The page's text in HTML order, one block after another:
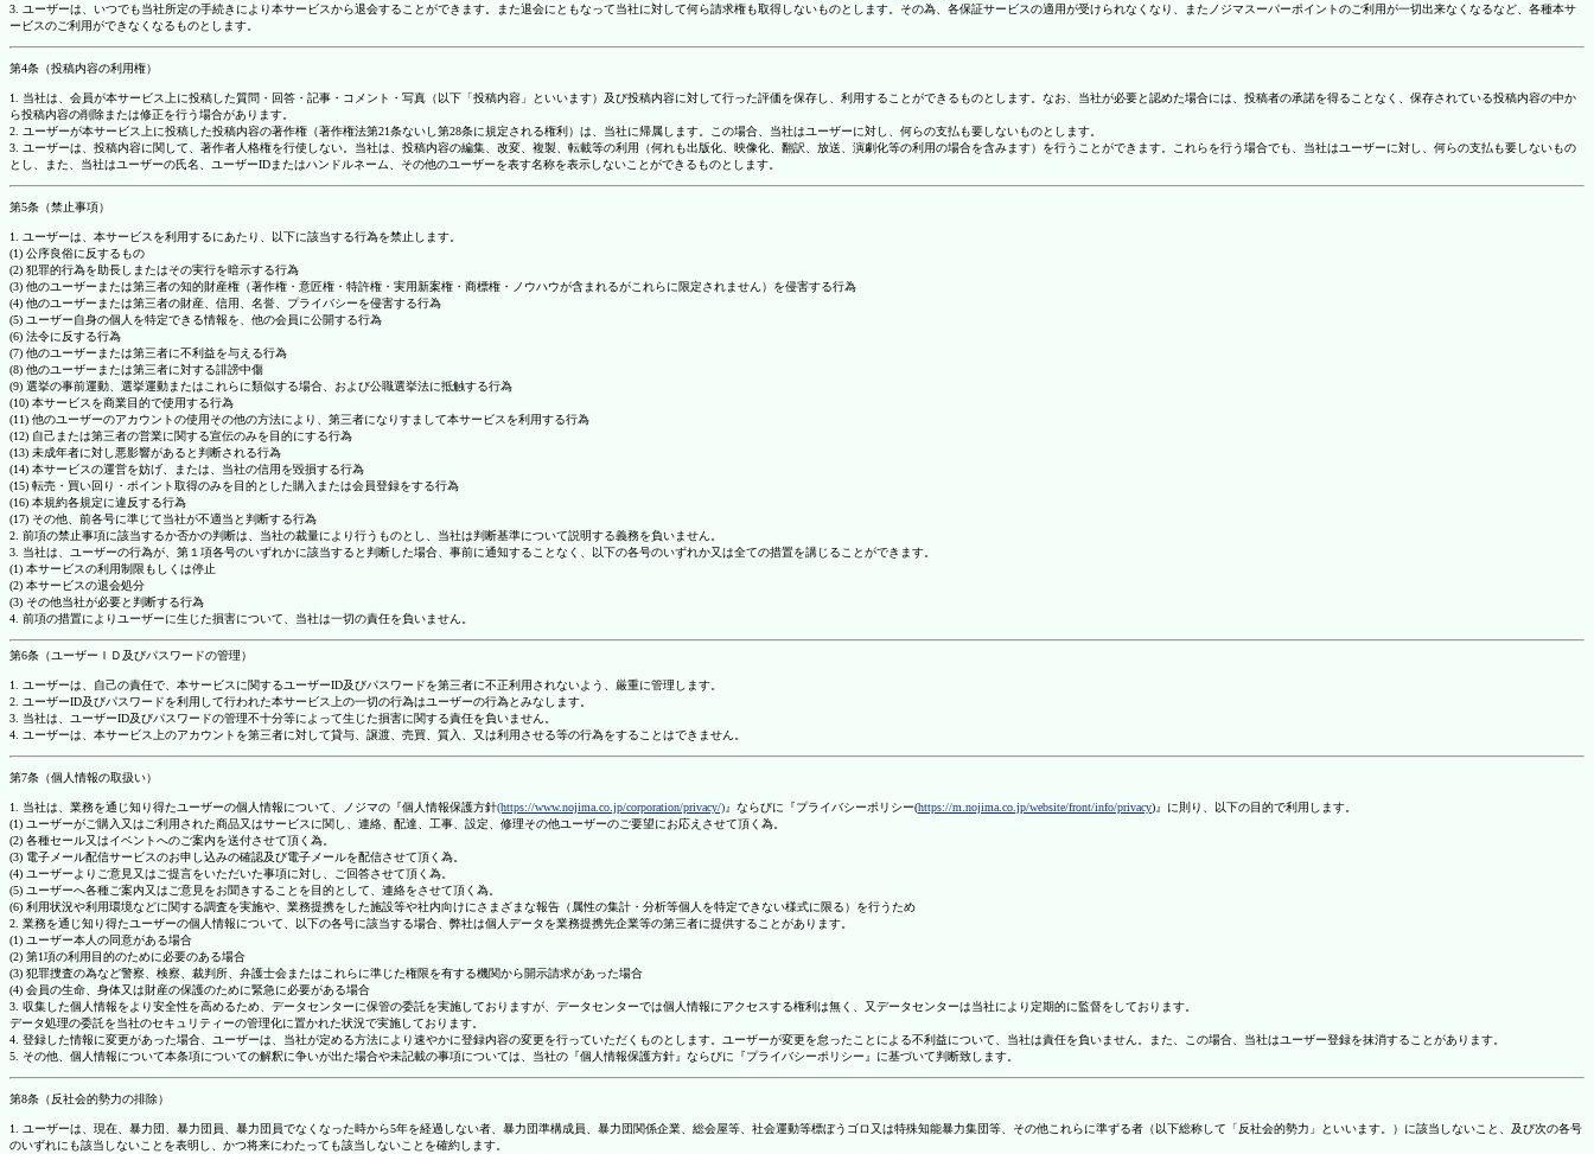
3. ユーザーは、いつでも当社所定の手続きにより本サービスから退会することができます。また退会にともなって当社に対して何ら請求権も取得しないものとします。その為、各保証サービスの適用が受けられなくなり、またノジマスーパーポイントのご利用が一切出来なくなるなど、各種本サ
ービスのご利用ができなくなるものとします。
第4条（投稿内容の利用権）
1. 当社は、会員が本サービス上に投稿した質問・回答・記事・コメント・写真（以下「投稿内容」といいます）及び投稿内容に対して行った評価を保存し、利用することができるものとします。なお、当社が必要と認めた場合には、投稿者の承諾を得ることなく、保存されている投稿内容の中か
ら投稿内容の削除または修正を行う場合があります。
2. ユーザーが本サービス上に投稿した投稿内容の著作権（著作権法第21条ないし第28条に規定される権利）は、当社に帰属します。この場合、当社はユーザーに対し、何らの支払も要しないものとします。
3. ユーザーは、投稿内容に関して、著作者人格権を行使しない。当社は、投稿内容の編集、改変、複製、転載等の利用（何れも出版化、映像化、翻訳、放送、演劇化等の利用の場合を含みます）を行うことができます。これらを行う場合でも、当社はユーザーに対し、何らの支払も要しないもの
とし、また、当社はユーザーの氏名、ユーザーIDまたはハンドルネーム、その他のユーザーを表す名称を表示しないことができるものとします。
第5条（禁止事項）
1. ユーザーは、本サービスを利用するにあたり、以下に該当する行為を禁止します。
(1) 公序良俗に反するもの
(2) 犯罪的行為を助長しまたはその実行を暗示する行為
(3) 他のユーザーまたは第三者の知的財産権（著作権・意匠権・特許権・実用新案権・商標権・ノウハウが含まれるがこれらに限定されません）を侵害する行為
(4) 他のユーザーまたは第三者の財産、信用、名誉、プライバシーを侵害する行為
(5) ユーザー自身の個人を特定できる情報を、他の会員に公開する行為
(6) 法令に反する行為
(7) 他のユーザーまたは第三者に不利益を与える行為
(8) 他のユーザーまたは第三者に対する誹謗中傷
(9) 選挙の事前運動、選挙運動またはこれらに類似する場合、および公職選挙法に抵触する行為
(10) 本サービスを商業目的で使用する行為
(11) 他のユーザーのアカウントの使用その他の方法により、第三者になりすまして本サービスを利用する行為
(12) 自己または第三者の営業に関する宣伝のみを目的にする行為
(13) 未成年者に対し悪影響があると判断される行為
(14) 本サービスの運営を妨げ、または、当社の信用を毀損する行為
(15) 転売・買い回り・ポイント取得のみを目的とした購入または会員登録をする行為
(16) 本規約各規定に違反する行為
(17) その他、前各号に準じて当社が不適当と判断する行為
2. 前項の禁止事項に該当するか否かの判断は、当社の裁量により行うものとし、当社は判断基準について説明する義務を負いません。
3. 当社は、ユーザーの行為が、第１項各号のいずれかに該当すると判断した場合、事前に通知することなく、以下の各号のいずれか又は全ての措置を講じることができます。
(1) 本サービスの利用制限もしくは停止
(2) 本サービスの退会処分
(3) その他当社が必要と判断する行為
4. 前項の措置によりユーザーに生じた損害について、当社は一切の責任を負いません。
第6条（ユーザーＩＤ及びパスワードの管理）
1. ユーザーは、自己の責任で、本サービスに関するユーザーID及びパスワードを第三者に不正利用されないよう、厳重に管理します。
2. ユーザーID及びパスワードを利用して行われた本サービス上の一切の行為はユーザーの行為とみなします。
3. 当社は、ユーザーID及びパスワードの管理不十分等によって生じた損害に関する責任を負いません。
4. ユーザーは、本サービス上のアカウントを第三者に対して貸与、譲渡、売買、質入、又は利用させる等の行為をすることはできません。
第7条（個人情報の取扱い）
1. 当社は、業務を通じ知り得たユーザーの個人情報について、ノジマの『個人情報保護方針(https://www.nojima.co.jp/corporation/privacy/)』ならびに『プライバシーポリシー(https://m.nojima.co.jp/website/front/info/privacy)』に則り、以下の目的で利用します。
(1) ユーザーがご購入又はご利用された商品又はサービスに関し、連絡、配達、工事、設定、修理その他ユーザーのご要望にお応えさせて頂く為。
(2) 各種セール又はイベントへのご案内を送付させて頂く為。
(3) 電子メール配信サービスのお申し込みの確認及び電子メールを配信させて頂く為。
(4) ユーザーよりご意見又はご提言をいただいた事項に対し、ご回答させて頂く為。
(5) ユーザーへ各種ご案内又はご意見をお聞きすることを目的として、連絡をさせて頂く為。
(6) 利用状況や利用環境などに関する調査を実施や、業務提携をした施設等や社内向けにさまざまな報告（属性の集計・分析等個人を特定できない様式に限る）を行うため
2. 業務を通じ知り得たユーザーの個人情報について、以下の各号に該当する場合、弊社は個人データを業務提携先企業等の第三者に提供することがあります。
(1) ユーザー本人の同意がある場合
(2) 第1項の利用目的のために必要のある場合
(3) 犯罪捜査の為など警察、検察、裁判所、弁護士会またはこれらに準じた権限を有する機関から開示請求があった場合
(4) 会員の生命、身体又は財産の保護のために緊急に必要がある場合
3. 収集した個人情報をより安全性を高めるため、データセンターに保管の委託を実施しておりますが、データセンターでは個人情報にアクセスする権利は無く、又データセンターは当社により定期的に監督をしております。
データ処理の委託を当社のセキュリティーの管理化に置かれた状況で実施しております。
4. 登録した情報に変更があった場合、ユーザーは、当社が定める方法により速やかに登録内容の変更を行っていただくものとします。ユーザーが変更を怠ったことによる不利益について、当社は責任を負いません。また、この場合、当社はユーザー登録を抹消することがあります。
5. その他、個人情報について本条項についての解釈に争いが出た場合や未記載の事項については、当社の『個人情報保護方針』ならびに『プライバシーポリシー』に基づいて判断致します。
第8条（反社会的勢力の排除）
1. ユーザーは、現在、暴力団、暴力団員、暴力団員でなくなった時から5年を経過しない者、暴力団準構成員、暴力団関係企業、総会屋等、社会運動等標ぼうゴロ又は特殊知能暴力集団等、その他これらに準ずる者（以下総称して「反社会的勢力」といいます。）に該当しないこと、及び次の各号
のいずれにも該当しないことを表明し、かつ将来にわたっても該当しないことを確約します。